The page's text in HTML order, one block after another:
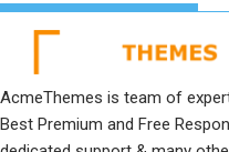
AcmeThemes is team of
Best Premium and Free